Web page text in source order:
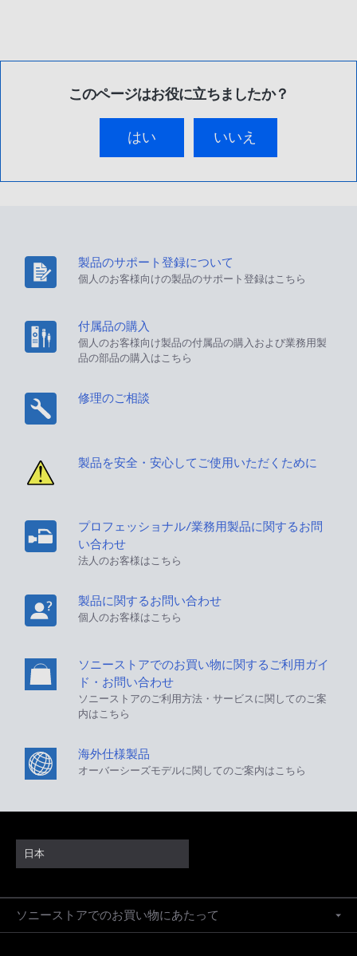
このページはお役に立ちましたか？
はい いいえ
製品のサポート登録について
個人のお客様向けの製品のサポート登録はこちら
付属品の購入
個人のお客様向け製品の付属品の購入および業務用製
品の部品の購入はこちら
修理のご相談
製品を安全・安心してご使用いただくために
プロフェッショナル/業務用製品に関するお問
い合わせ
法人のお客様はこちら
製品に関するお問い合わせ
個人のお客様はこちら
ソニーストアでのお買い物に関するご利用ガイ
ド・お問い合わせ
ソニーストアのご利用方法・サービスに関してのご案
内はこちら
海外仕様製品
オーバーシーズモデルに関してのご案内はこちら
日本
ソニーストアでのお買い物にあたって